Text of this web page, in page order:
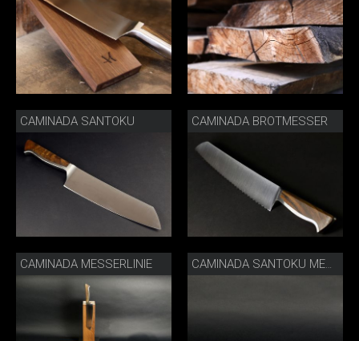
CAMINADA SANTOKU CAMINADA BROTMESSER
CAMINADA MESSERLINIE CAMINADA SANTOKU MESSERSCHEIDE